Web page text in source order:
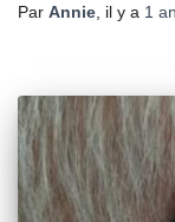
Par Annie , il y a 1 an